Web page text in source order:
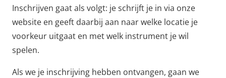
Inschrijven gaat als volgt: je schrijft je in via onze
website en geeft daarbij aan naar welke locatie je
voorkeur uitgaat en met welk instrument je wil
spelen.
Als we je inschrijving hebben ontvangen, gaan we